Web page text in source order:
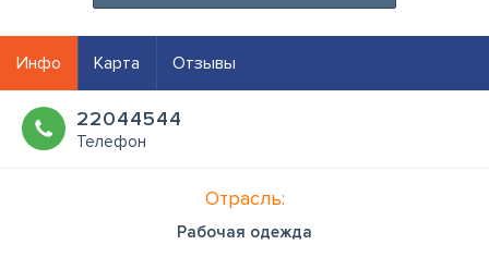
Инфо Карта Отзывы
22044544
Телефон
Отрасль:
Рабочая одежда